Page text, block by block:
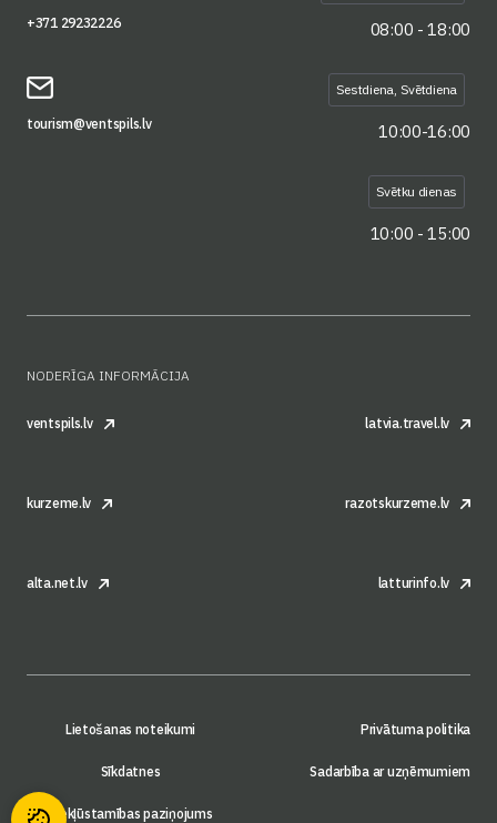
+371 29232226
tourism@ventspils.lv
08:00 - 18:00
Sestdiena, Svētdiena
10:00-16:00
Svētku dienas
10:00 - 15:00
NODERĪGA INFORMĀCIJA
ventspils.lv latvia.travel.lv
kurzeme.lv razotskurzeme.lv
alta.net.lv latturinfo.lv
Lietošanas noteikumi Privātuma politika
Sīkdatnes Sadarbība ar uzņēmumiem
Piekļūstamības paziņojums